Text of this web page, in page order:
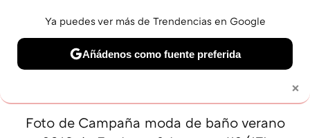
BELLEZA SHOPPING VIAJES GASTRO SNEAKERS
Foto de Campaña moda de baño verano
×
Ya puedes ver más de Trendencias en Google
Añádenos como fuente preferida